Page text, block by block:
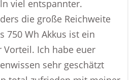
viel entspannter.
die große Reichweite
750 Wh Akkus ist ein
Vorteil. Ich habe euer
sehr geschätzt